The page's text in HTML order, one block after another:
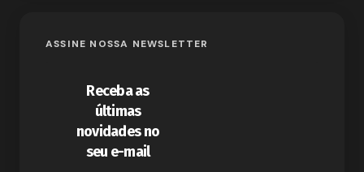
ASSINE NOSSA NEWSLETTER
Receba as
últimas
novidades no
seu e-mail